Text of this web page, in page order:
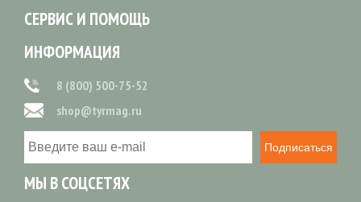
СЕРВИС И ПОМОЩЬ
ИНФОРМАЦИЯ
8 (800) 500-75-52
shop@tyrmag.ru
Подписаться
МЫ В СОЦСЕТЯХ